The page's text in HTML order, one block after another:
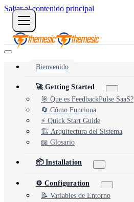
Saltar al contenido principal
Bienvenido
🚀 Getting Started
🎯 Que es FeedbackPulse SaaS?
🔄 Cómo Funciona
⚡ Quick Start Guide
🏗️ Arquitectura del Sistema
📖 Glosario
📦 Installation
⚙️ Configuration
📝 Variables de Entorno